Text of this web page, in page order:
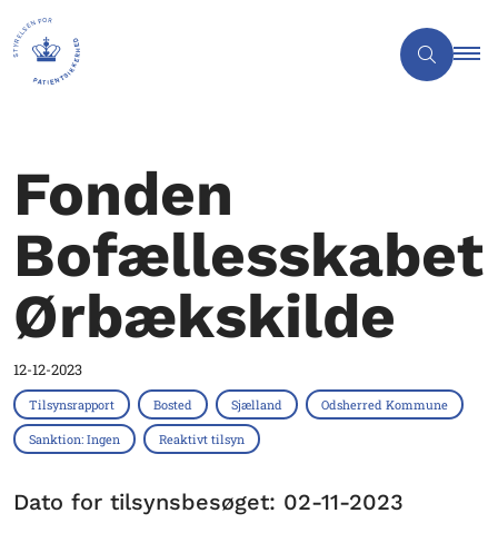
Fonden
Bofællesskabet
Ørbækskilde
12-12-2023
Tilsynsrapport Bosted Sjælland Odsherred Kommune
Sanktion: Ingen Reaktivt tilsyn
Dato for tilsynsbesøget: 02-11-2023